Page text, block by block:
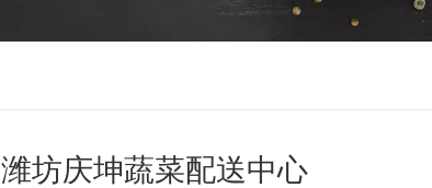
潍坊庆坤蔬菜配送中心